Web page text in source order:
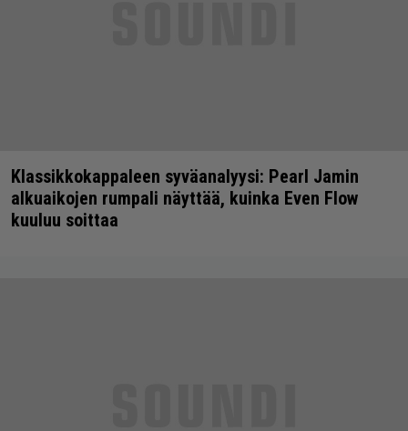
Klassikkokappaleen syväanalyysi: Pearl Jamin
alkuaikojen rumpali näyttää, kuinka Even Flow
kuuluu soittaa